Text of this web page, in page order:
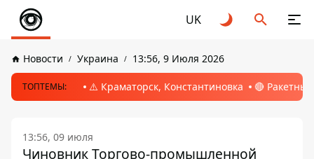
UK
Новости Украина 13:56, 9 Июля 2026
ТОПТЕМЫ: ⚠️ Краматорск, Константиновка 🔴
13:56, 09 июля
Чиновник Торгово-промышленной